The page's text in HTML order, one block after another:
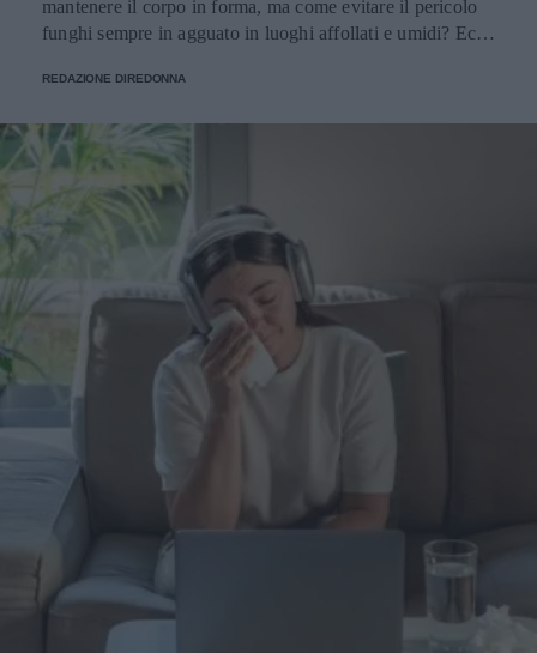
mantenere il corpo in forma, ma come evitare il pericolo
funghi sempre in agguato in luoghi affollati e umidi? Ecco
REDAZIONE DIREDONNA